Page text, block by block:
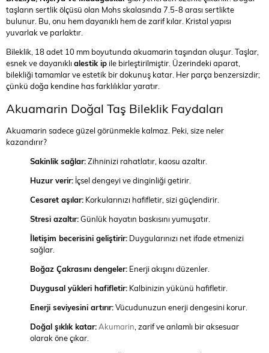
taşların sertlik ölçüsü olan Mohs skalasında 7.5-8 arası sertlikte
bulunur. Bu, onu hem dayanıklı hem de zarif kılar. Kristal yapısı
yuvarlak ve parlaktır.
Bileklik, 18 adet 10 mm boyutunda akuamarin taşından oluşur. Taşlar,
esnek ve dayanıklı alestik ip ile birleştirilmiştir. Üzerindeki aparat,
bilekliği tamamlar ve estetik bir dokunuş katar. Her parça benzersizdir;
çünkü doğa kendine has farklılıklar yaratır.
Akuamarin Doğal Taş Bileklik Faydaları
Akuamarin sadece güzel görünmekle kalmaz. Peki, size neler
kazandırır?
Sakinlik sağlar:Zihninizi rahatlatır, kaosu azaltır.
Huzur verir: İçsel dengeyi ve dinginliği getirir.
Cesaret aşılar: Korkularınızı hafifletir, sizi güçlendirir.
Stresi azaltır:Günlük hayatın baskısını yumuşatır.
İletişim becerisini geliştirir: Duygularınızı net ifade etmenizi
sağlar.
Boğaz Çakrasını dengeler: Enerji akışını düzenler.
Duygusal yükleri hafifletir: Kalbinizin yükünü hafifletir.
Enerji seviyesini artırır:Vücudunuzun enerji dengesini korur.
Doğal şıklık katar:Akumarin, zarif ve anlamlı bir aksesuar
olarak öne çıkar.